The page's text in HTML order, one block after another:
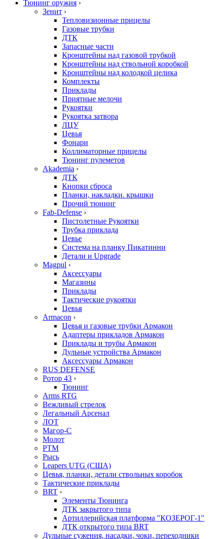
Тюнинг оружия ›
Зенит ›
Тепловизионные прицелы
Газовые трубки
ДТК
Запасные части
Кронштейны над газовой трубкой
Кронштейны над ствольной коробкой
Кронштейны над колодкой целика
Комплекты
Приклады
Приятные мелочи
Рукоятки
Рукоятка затвора
ЛЦУ
Цевья
Фонари
Коллиматорные прицелы
Тюнинг пулеметов
Akademia ›
ДТК
Кнопки сброса
Планки, накладки. крышки
Прочий тюнинг
Fab-Defense ›
Пистолетные Рукоятки
Трубка приклада
Цевье
Система на планку Пикатинни
Детали и Upgrade
Magpul ›
Аксессуары
Магазины
Приклады
Тактические рукоятки
Цевья
Armacon ›
Цевья и газовые трубки Армакон
Адаптеры прикладов Армакон
Приклады и трубы Армакон
Дульные устройства Армакон
Аксессуары Армакон
RUS DEFENSE
Ротор 43 ›
Тюнинг
Arms RTG
Вежливый стрелок
Легальный Арсенал
ЛОТ
Магор-С
Молот
РТМ
Рысь
Leapers UTG (США)
Цевья, планки, детали ствольных коробок
Тактические приклады
BRT ›
Элементы Тюнинга
ДТК закрытого типа
Артиллерийская платформа "КОЗЕРОГ-1"
ДТК открытого типа BRT
Дульные сужения, насадки, чоки, переходники